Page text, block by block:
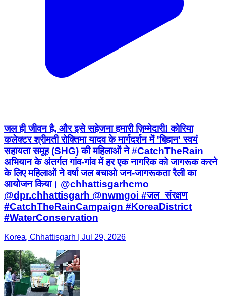
जल ही जीवन है, और इसे सहेजना हमारी ज़िम्मेदारी! कोरिया
कलेक्टर श्रीमती रोक्तिमा यादव के मार्गदर्शन में 'बिहान' स्वयं
सहायता समूह (SHG) की महिलाओं ने #CatchTheRain
अभियान के अंतर्गत गांव-गांव में हर एक नागरिक को जागरूक करने
के लिए महिलाओं ने वर्षा जल बचाओ जन-जागरूकता रैली का
आयोजन किया। @chhattisgarhcmo
@dpr.chhattisgarh @nwmgoi #जल_संरक्षण
#CatchTheRainCampaign #KoreaDistrict
#WaterConservation
Korea, Chhattisgarh | Jul 29, 2026